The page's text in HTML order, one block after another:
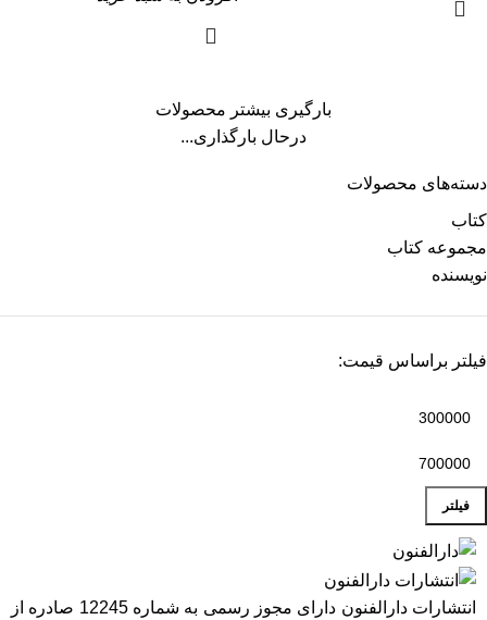
دسته‌های محصولات
کتاب
مجموعه کتاب
نویسنده
فیلتر براساس قیمت:
فیلتر
بارگیری بیشتر محصولات
درحال بارگذاری...
انتشارات دارالفنون دارای مجوز رسمی به شماره 12245 صادره از